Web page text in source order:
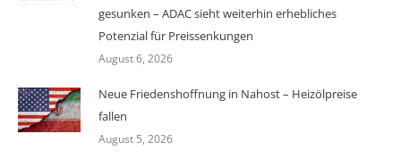
gesunken – ADAC sieht weiterhin erhebliches
Potenzial für Preissenkungen
August 6, 2026
Neue Friedenshoffnung in Nahost – Heizölpreise
fallen
August 5, 2026